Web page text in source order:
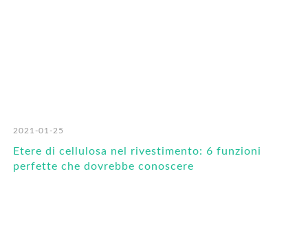
2021-01-25
Etere di cellulosa nel rivestimento: 6 funzioni
perfette che dovrebbe conoscere